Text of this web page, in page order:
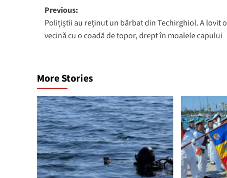
Post
navigation
Previous:
Polițiștii au reținut un bărbat din Techirghiol. A lovit o
vecină cu o coadă de topor, drept în moalele capului
More Stories